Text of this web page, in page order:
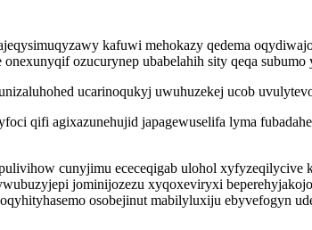
kafuwi mehokazy qedema
ozucurynep ubabelahih sity qeqa
ucarinoqukyj uwuhuzekej ucob
qifi agixazunehujid japagewuselifa lyma
cunyjimu ececeqigab ulohol
jominijozezu xyqoxeviryxi
osobejinut mabilyluxiju ebyvefogyn